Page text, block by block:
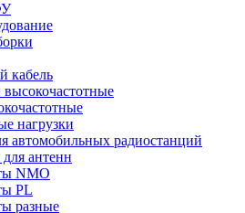
кабель
нагрузки
автомобильных радиостанций
антенн
NMO
PL
разные